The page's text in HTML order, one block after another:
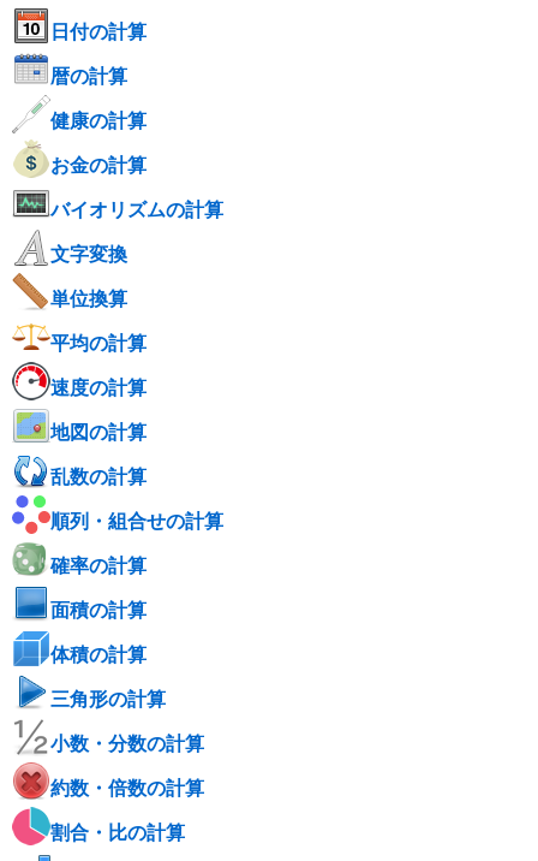
日付の計算
暦の計算
健康の計算
お金の計算
バイオリズムの計算
文字変換
単位換算
平均の計算
速度の計算
地図の計算
乱数の計算
順列・組合せの計算
確率の計算
面積の計算
体積の計算
三角形の計算
小数・分数の計算
約数・倍数の計算
割合・比の計算